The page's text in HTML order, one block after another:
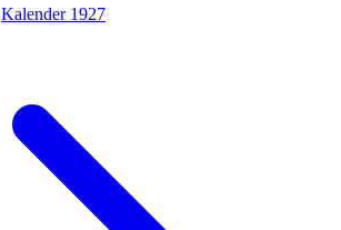
Kalender 1927